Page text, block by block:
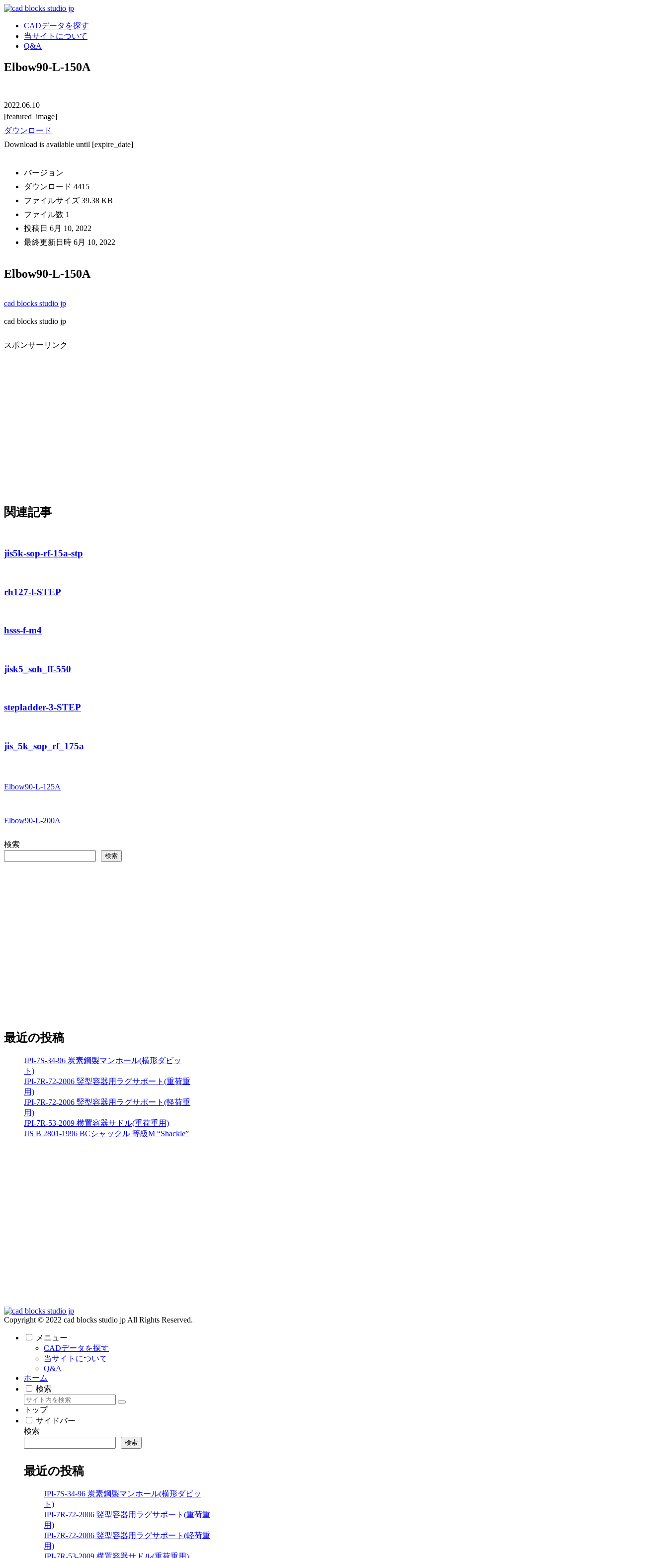
CADデータを探す
当サイトについて
Q&A
Elbow90-L-150A
2022.06.10
[featured_image]
ダウンロード
Download is available until [expire_date]
バージョン
ダウンロード 4415
ファイルサイズ 39.38 KB
ファイル数 1
投稿日 6月 10, 2022
最終更新日時 6月 10, 2022
Elbow90-L-150A
cad blocks studio jp
cad blocks studio jp
スポンサーリンク
関連記事
jis5k-sop-rf-15a-stp
rh127-l-STEP
hsss-f-m4
jisk5_soh_ff-550
stepladder-3-STEP
jis_5k_sop_rf_175a
Elbow90-L-125A
Elbow90-L-200A
検索
検索
最近の投稿
JPI-7S-34-96 炭素鋼製マンホール(横形ダビッ
ト)
JPI-7R-72-2006 竪型容器用ラグサポート(重荷重
用)
JPI-7R-72-2006 竪型容器用ラグサポート(軽荷重
用)
JPI-7R-53-2009 横置容器サドル(重荷重用)
JIS B 2801-1996 BCシャックル 等級M “Shackle”
Copyright © 2022 cad blocks studio jp All Rights Reserved.
メニュー
CADデータを探す
当サイトについて
Q&A
ホーム
検索
トップ
サイドバー
検索
検索
最近の投稿
JPI-7S-34-96 炭素鋼製マンホール(横形ダビッ
ト)
JPI-7R-72-2006 竪型容器用ラグサポート(重荷重
用)
JPI-7R-72-2006 竪型容器用ラグサポート(軽荷重
用)
JPI-7R-53-2009 横置容器サドル(重荷重用)